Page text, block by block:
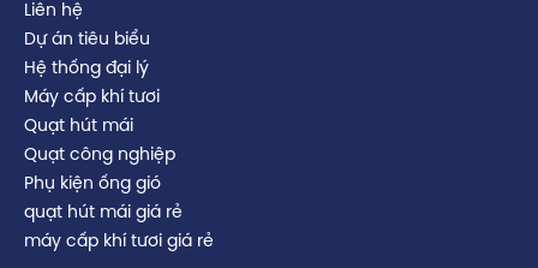
Liên hệ
Dự án tiêu biểu
Hệ thống đại lý
Máy cấp khí tươi
Quạt hút mái
Quạt công nghiệp
Phụ kiện ống gió
quạt hút mái giá rẻ
máy cấp khí tươi giá rẻ